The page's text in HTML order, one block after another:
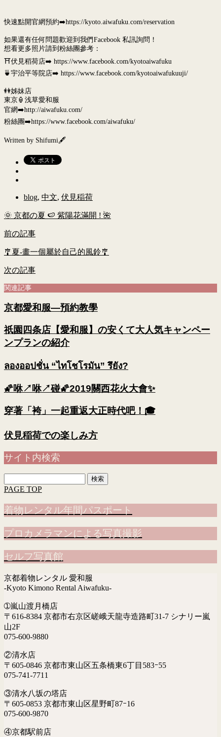
快速點開官網預約➡️https://kyoto.aiwafuku.com/reservation
如果還有任何問題歡迎到我們Facebook 私訊詢問！
想看更多照片請到粉絲團參考：
⛩伏見稻荷店➡️ https://www.facebook.com/kyotoaiwafuku
🍵宇治平等院店➡️ https://www.facebook.com/kyotoaiwafukuuji/
👭姊妹店
東京🏮浅草愛和服
官網➡️http://aiwafuku.com/
粉絲團➡️https://www.facebook.com/aiwafuku/
Written by Shifumi🖋
blog, 中文, 伏見稲荷
🌞 京都の夏 🍉 紫陽花滿開 ! 🌺
前の記事
🎐夏-畫一個屬於自己的風鈴🎐
次の記事
関連記事
京都愛和服—預約教學
祇園四条店【愛和服】の安くて大人気キャンペー
ンプランの紹介
ลองออปชั่น “ไทโชโรมัน” รึยัง?
🌠咻↗咻↗碰🌠2019關西花火大會✨
穿著「袴」一起重返大正時代吧！🎓
伏見稲荷での楽しみ方
サイト内検索
索:
PAGE TOP
着物レンタル年間パスポート
プロカメラマンによる写真撮影
セルフ写真館
京都着物レンタル 愛和服
-Kyoto Kimono Rental Aiwafuku-
➀嵐山渡月橋店
〒616-8384 京都市右京区嵯峨天龍寺造路町31-7 シナリー嵐
山2F
075-600-9880
②清水店
〒605-0846 京都市東山区五条橋東6丁目583ｰ55
075-741-7711
③清水八坂の塔店
〒605-0853 京都市東山区星野町87ｰ16
075-600-9870
④京都駅前店